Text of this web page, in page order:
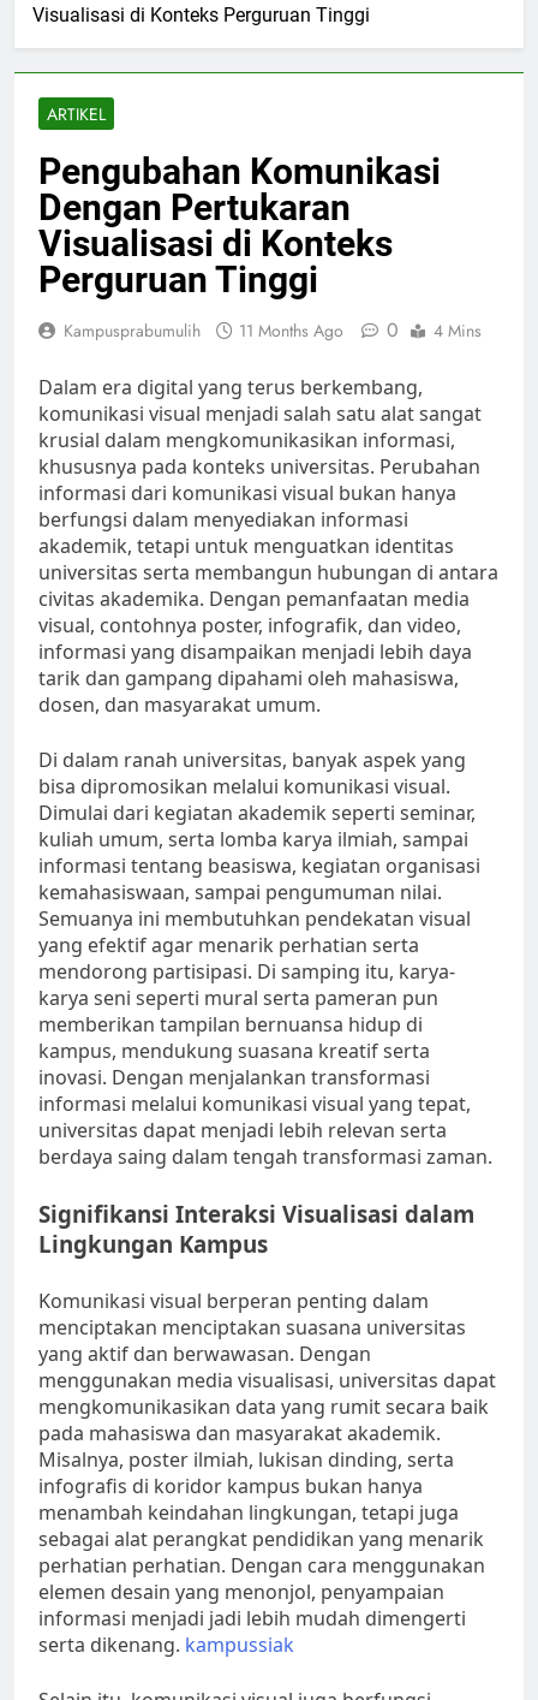
Visualisasi di Konteks Perguruan Tinggi
ARTIKEL
Pengubahan Komunikasi
Dengan Pertukaran
Visualisasi di Konteks
Perguruan Tinggi
Kampusprabumulih 11 Months Ago 0 4 Mins
Dalam era digital yang terus berkembang,
komunikasi visual menjadi salah satu alat sangat
krusial dalam mengkomunikasikan informasi,
khususnya pada konteks universitas. Perubahan
informasi dari komunikasi visual bukan hanya
berfungsi dalam menyediakan informasi
akademik, tetapi untuk menguatkan identitas
universitas serta membangun hubungan di antara
civitas akademika. Dengan pemanfaatan media
visual, contohnya poster, infografik, dan video,
informasi yang disampaikan menjadi lebih daya
tarik dan gampang dipahami oleh mahasiswa,
dosen, dan masyarakat umum.
Di dalam ranah universitas, banyak aspek yang
bisa dipromosikan melalui komunikasi visual.
Dimulai dari kegiatan akademik seperti seminar,
kuliah umum, serta lomba karya ilmiah, sampai
informasi tentang beasiswa, kegiatan organisasi
kemahasiswaan, sampai pengumuman nilai.
Semuanya ini membutuhkan pendekatan visual
yang efektif agar menarik perhatian serta
mendorong partisipasi. Di samping itu, karya-
karya seni seperti mural serta pameran pun
memberikan tampilan bernuansa hidup di
kampus, mendukung suasana kreatif serta
inovasi. Dengan menjalankan transformasi
informasi melalui komunikasi visual yang tepat,
universitas dapat menjadi lebih relevan serta
berdaya saing dalam tengah transformasi zaman.
Signifikansi Interaksi Visualisasi dalam
Lingkungan Kampus
Komunikasi visual berperan penting dalam
menciptakan menciptakan suasana universitas
yang aktif dan berwawasan. Dengan
menggunakan media visualisasi, universitas dapat
mengkomunikasikan data yang rumit secara baik
pada mahasiswa dan masyarakat akademik.
Misalnya, poster ilmiah, lukisan dinding, serta
infografis di koridor kampus bukan hanya
menambah keindahan lingkungan, tetapi juga
sebagai alat perangkat pendidikan yang menarik
perhatian perhatian. Dengan cara menggunakan
elemen desain yang menonjol, penyampaian
informasi menjadi jadi lebih mudah dimengerti
serta dikenang. kampussiak